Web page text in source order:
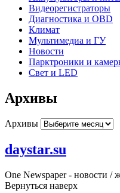
Видеорегистраторы
Диагностика и OBD
Климат
Мультимедиа и ГУ
Новости
Парктроники и
Свет и LED
Архивы
Архивы
daystar.su
One Newspaper - новости /
Вернуться наверх